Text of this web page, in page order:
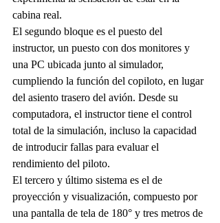
cabina real.
El segundo bloque es el puesto del
instructor, un puesto con dos monitores y
una PC ubicada junto al simulador,
cumpliendo la función del copiloto, en lugar
del asiento trasero del avión. Desde su
computadora, el instructor tiene el control
total de la simulación, incluso la capacidad
de introducir fallas para evaluar el
rendimiento del piloto.
El tercero y último sistema es el de
proyección y visualización, compuesto por
una pantalla de tela de 180° y tres metros de